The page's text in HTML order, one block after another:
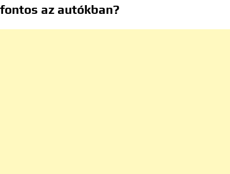
fontos az autókban?